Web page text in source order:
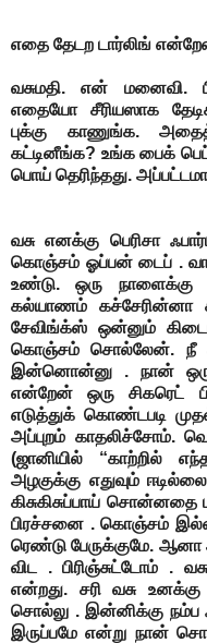
எதை தேடற டார்லிங்
வசுமதி. என் மனைவி.
எதையோ சீரியஸாக
புக்கு காணுங்க.
கட்டினீங்க? உங்க பைக்
பொய் தெரிந்தது.
வசு எனக்கு பெரிசா
கொஞ்சம் ஓப்பன் டைப் .
உண்டு. ஒரு நாளைக்கு
கல்யாணம் கச்சேரின்னா
சேவிங்க்ஸ் ஒன்னும்
கொஞ்சம் சொல்லேன். நீ
இன்னொன்னு . நான்
என்றேன் ஒரு சிகரெட்
எடுத்துக் கொண்டபடி
அப்புறம் காதலிச்சோம்.
(ஜானியில் “காற்றில்
அழகுக்கு எதுவும்
கிசுகிசுப்பாய்
பிரச்சனை . கொஞ்சம்
ரெண்டு பேருக்குமே.
விட . பிரிஞ்சுட்டோம் .
என்றது. சரி வசு
சொல்லு . இன்னிக்கு நம்ப
இருப்பமே என்று நான்